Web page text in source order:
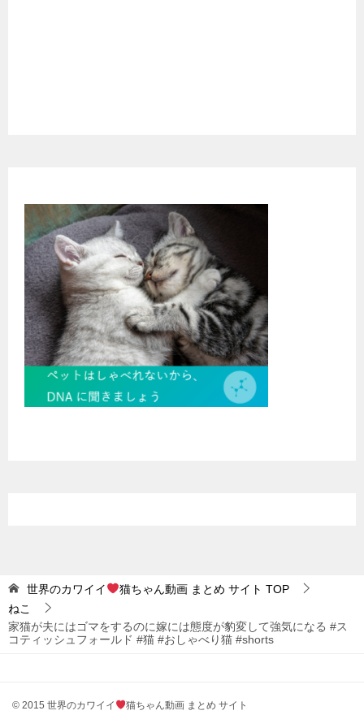
世界のカワイイ 猫ちゃん動画 まとめ サイト TOP
ねこ
家猫が夫にはゴマをするのに嫁には態度が豹変して強気になる #ス
コティッシュフォールド #猫 #おしゃべり猫 #shorts
© 2015 世界のカワイイ 猫ちゃん動画 まとめ サイト